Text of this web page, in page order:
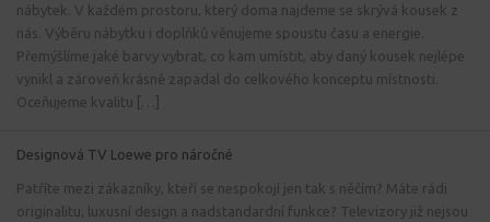
nábytek. V každém prostoru, který doma najdeme se skrývá kousek z
nás. Výběru nábytku i doplňků věnujeme spoustu času a energie.
Přemýšlíme jaké barvy vybrat, co kam umístit, aby daný kousek nejlépe
vynikl a zároveň krásně zapadal do celkového konceptu místnosti.
Oceňujeme kvalitu […]
Designová TV Loewe pro náročné
Patříte mezi zákazníky, kteří se nespokojí jen tak s něčím? Máte rádi
originalitu, luxusní design a nadstandardní funkce? Televizory již nejsou